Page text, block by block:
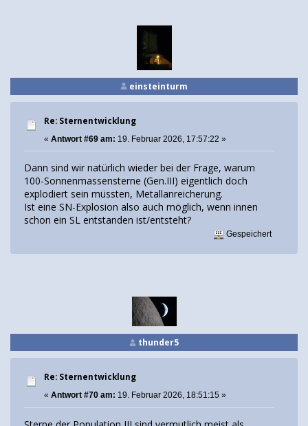
einsteinturm
Re: Sternentwicklung
« Antwort #69 am: 19. Februar 2026, 17:57:22 »
Dann sind wir natürlich wieder bei der Frage, warum
100-Sonnenmassensterne (Gen.III) eigentlich doch
explodiert sein müssten, Metallanreicherung.
Ist eine SN-Explosion also auch möglich, wenn innen
schon ein SL entstanden ist/entsteht?
Gespeichert
thunder5
Re: Sternentwicklung
« Antwort #70 am: 19. Februar 2026, 18:51:15 »